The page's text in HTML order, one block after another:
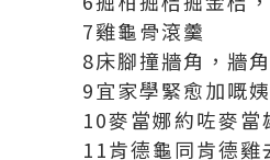
7雞龜骨滾羹
8床腳撞牆角，牆
9宜家學緊愈加嘅
10麥當娜約咗麥
11肯德龜同肯德